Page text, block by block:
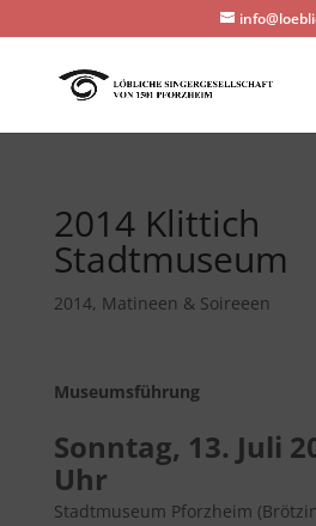
2014 Klittich
Stadtmuseum
2014, Matineen & Soireeen
Museumsführung
Sonntag, 13. Juli
Uhr
Stadtmuseum Pforzheim